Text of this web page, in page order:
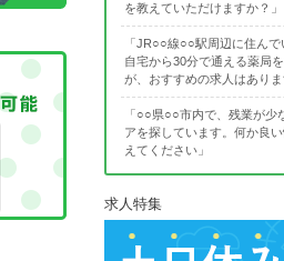
を教えていただけますか？」
「JR○○線○○駅周辺に住んで
自宅から30分で通える薬局
が、おすすめの求人はありま
「○○県○○市内で、残業が少
アを探しています。何か良
えてください」
求人特集